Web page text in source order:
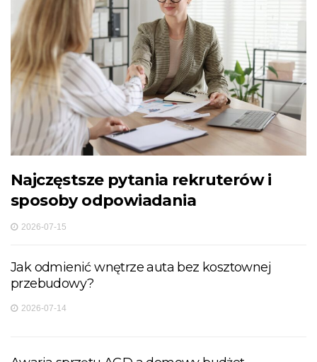
Najczęstsze pytania rekruterów i
sposoby odpowiadania
2026-07-15
Jak odmienić wnętrze auta bez kosztownej
przebudowy?
2026-07-14